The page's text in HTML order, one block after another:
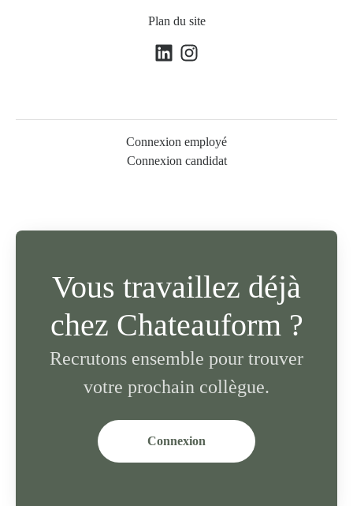
Plan du site
Connexion employé
Connexion candidat
Vous travaillez déjà
chez Chateauform ?
Recrutons ensemble pour trouver
votre prochain collègue.
Connexion